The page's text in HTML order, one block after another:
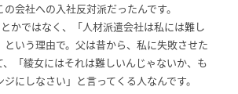
会社への入社反対派だったんです。
かではなく、「人材派遣会社は私には難し
という理由で。父は昔から、私に失敗させた
、「綾女にはそれは難しいんじゃないか、も
にしなさい」と言ってくる人なんです。